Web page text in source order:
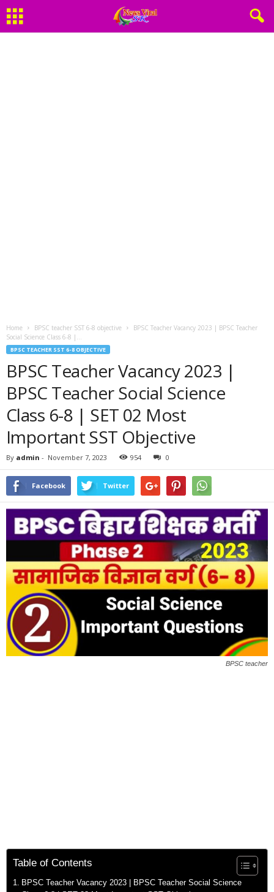
Home BPSC teacher SST 6-8 objective
BPSC Teacher Vacancy 2023 | BPSC Teacher
Social Science Class 6-8 |...
BPSC TEACHER SST 6-8 OBJECTIVE
BPSC Teacher Vacancy 2023 |
BPSC Teacher Social Science
Class 6-8 | SET 02 Most
Important SST Objective
By admin - November 7, 2023 954 0
Facebook Twitter
BPSC teacher
Table of Contents
BPSC Teacher Vacancy 2023 | BPSC Teacher Social Science